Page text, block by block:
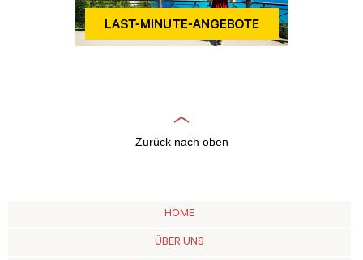
Zurück nach oben
HOME
ÜBER UNS